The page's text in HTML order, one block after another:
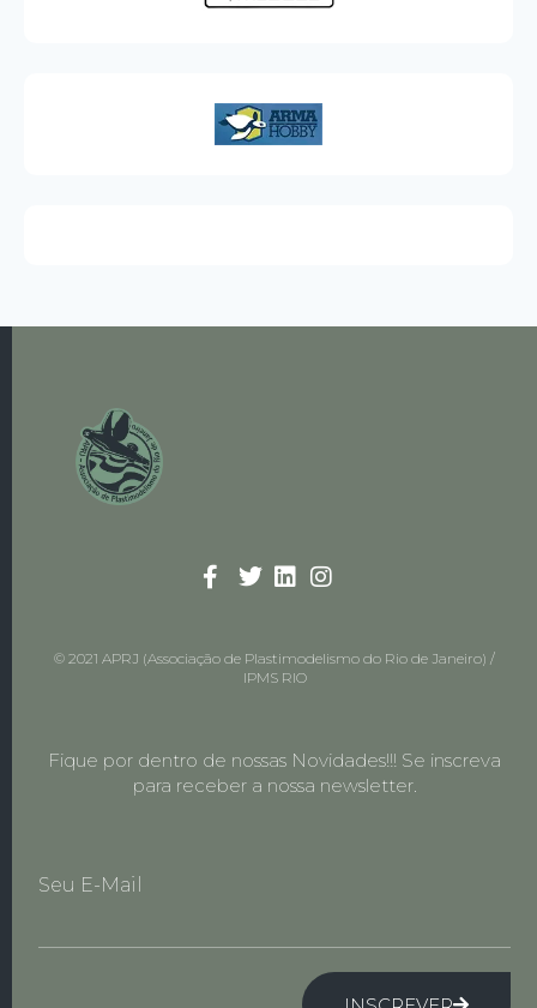
© 2021 APRJ (Associação de Plastimodelismo do Rio de Janeiro) /
IPMS RIO
Fique por dentro de nossas Novidades!!! Se inscreva
para receber a nossa newsletter.
Seu E-Mail